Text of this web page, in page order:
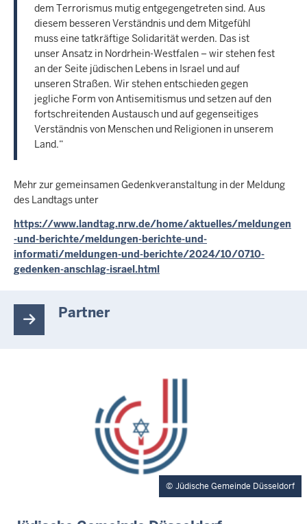
dem Terrorismus mutig entgegengetreten sind. Aus
diesem besseren Verständnis und dem Mitgefühl
muss eine tatkräftige Solidarität werden. Das ist
unser Ansatz in Nordrhein-Westfalen – wir stehen fest
an der Seite jüdischen Lebens in Israel und auf
unseren Straßen. Wir stehen entschieden gegen
jegliche Form von Antisemitismus und setzen auf den
fortschreitenden Austausch und auf gegenseitiges
Verständnis von Menschen und Religionen in unserem
Land.“
Mehr zur gemeinsamen Gedenkveranstaltung in der Meldung
des Landtags unter
https://www.landtag.nrw.de/home/aktuelles/meldungen
-und-berichte/meldungen-berichte-und-
informati/meldungen-und-berichte/2024/10/0710-
gedenken-anschlag-israel.html
Partner
Jüdische Gemeinde Düsseldorf